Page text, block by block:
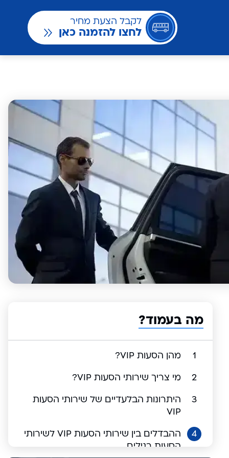
לקבל הצעת מחיר
לחצו להזמנה כאן
מה בעמוד?
1
מהן הסעות VIP?
2
מי צריך שירותי הסעות VIP?
3
היתרונות הבלעדיים של שירותי הסעות
VIP
4
ההבדלים בין שירותי הסעות VIP לשירותי
הסעות רגילים